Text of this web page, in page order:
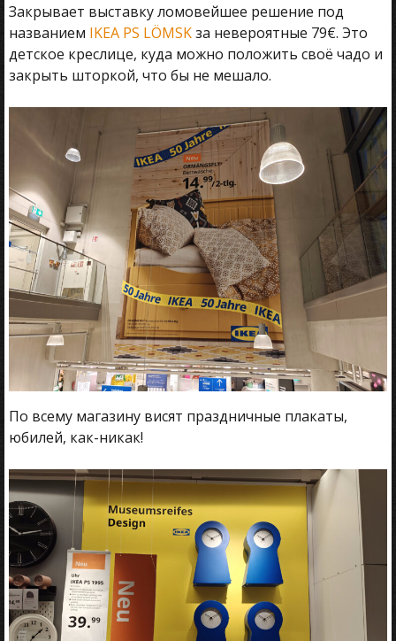
Закрывает выставку ломовейшее решение под
названием IKEA PS LÖMSKза невероятные 79€. Это
детское креслице, куда можно положить своё чадо и
закрыть шторкой, что бы не мешало.
По всему магазину висят праздничные плакаты,
юбилей, как-никак!